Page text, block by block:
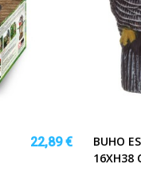
22,89 €
BUHO
16XH38